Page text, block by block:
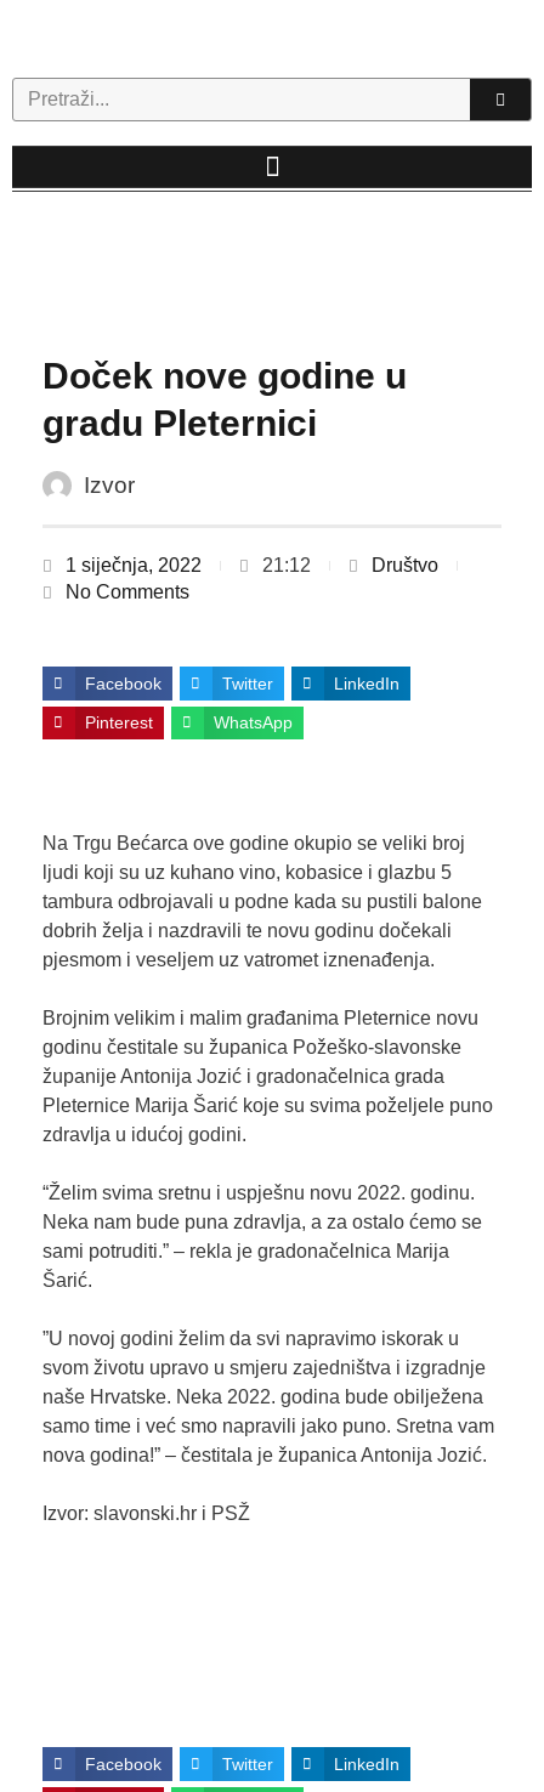
Search
Doček nove godine u
gradu Pleternici
Izvor
1 siječnja, 2022 21:12
Društvo
No Comments
Facebook Twitter LinkedIn
Pinterest WhatsApp
Na Trgu Bećarca ove godine okupio se veliki broj
ljudi koji su uz kuhano vino, kobasice i glazbu 5
tambura odbrojavali u podne kada su pustili balone
dobrih želja i nazdravili te novu godinu dočekali
pjesmom i veseljem uz vatromet iznenađenja.
Brojnim velikim i malim građanima Pleternice novu
godinu čestitale su županica Požeško-slavonske
županije Antonija Jozić i gradonačelnica grada
Pleternice Marija Šarić koje su svima poželjele puno
zdravlja u idućoj godini.
“Želim svima sretnu i uspješnu novu 2022. godinu.
Neka nam bude puna zdravlja, a za ostalo ćemo se
sami potruditi.” – rekla je gradonačelnica Marija
Šarić.
”U novoj godini želim da svi napravimo iskorak u
svom životu upravo u smjeru zajedništva i izgradnje
naše Hrvatske. Neka 2022. godina bude obilježena
samo time i već smo napravili jako puno. Sretna vam
nova godina!” – čestitala je županica Antonija Jozić.
Izvor: slavonski.hr i PSŽ
Facebook Twitter LinkedIn